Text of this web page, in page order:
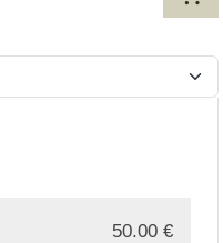
50.00 €